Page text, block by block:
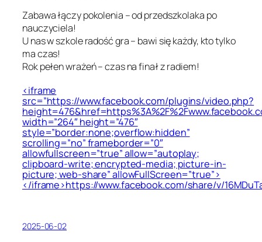
Zabawa łączy pokolenia – od przedszkolaka po
nauczyciela!
U nas w szkole radość gra – bawi się każdy, kto tylko
ma czas!
Rok pełen wrażeń – czas na finał z radiem!
<iframe
src=”https://www.facebook.com/plugins/video.php?
width=”264″ height=”476″
style=”border:none;overflow:hidden”
scrolling=”no” frameborder=”0″
allowfullscreen=”true” allow=”autoplay;
clipboard-write; encrypted-media; picture-in-
picture; web-share” allowFullScreen=”true”>
</iframe>https://www.facebook.com/share/v/
2025-06-02